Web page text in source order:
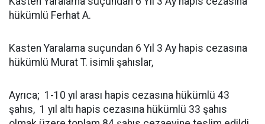
hükümlü Ferhat A.
Kasten Yaralama suçundan 6 Yıl 3 Ay hapis cezasına
hükümlü Murat T. isimli şahıslar,
Ayrıca; 1-10 yıl arası hapis cezasına hükümlü 43
şahıs, 1 yıl altı hapis cezasına hükümlü 33 şahıs